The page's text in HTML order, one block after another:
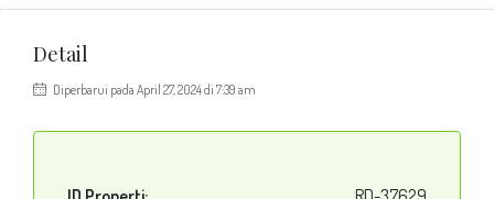
Detail
Diperbarui pada April 27, 2024 di 7:39 am